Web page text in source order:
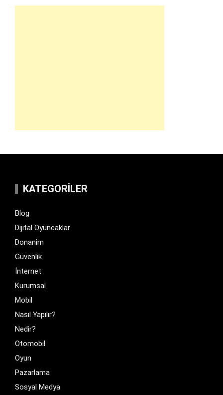
KATEGORILER
Blog
Dijital Oyuncaklar
Donanim
Güvenlik
İnternet
Kurumsal
Mobil
Nasıl Yapılır?
Nedir?
Otomobil
Oyun
Pazarlama
Sosyal Medya